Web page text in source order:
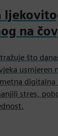
na
što
usmjeren
stres,